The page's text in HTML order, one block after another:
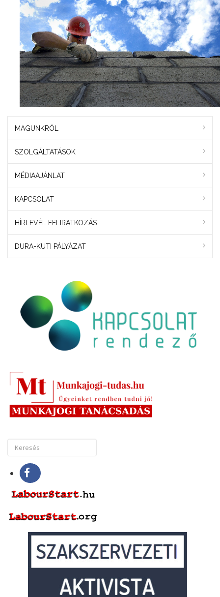
MAGUNKRÓL
SZOLGÁLTATÁSOK
MÉDIAAJÁNLAT
KAPCSOLAT
HÍRLEVÉL FELIRATKOZÁS
DURA-KUTI PÁLYÁZAT